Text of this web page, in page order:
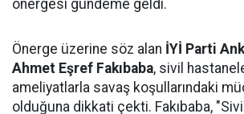
önergesi gündeme geldi.
Önerge üzerine söz alan İYİ Parti
Ahmet Eşref Fakıbaba, sivil
ameliyatlarla savaş koşullarındaki
olduğuna dikkati çekti. Fakıbaba,